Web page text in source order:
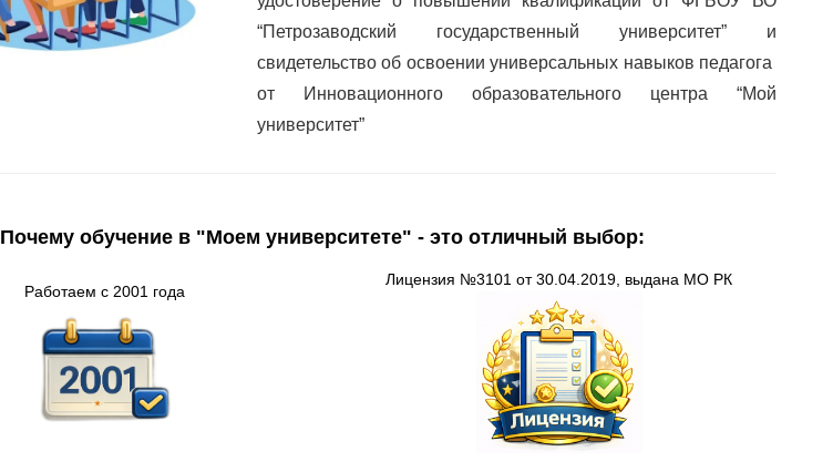
“Петрозаводский государственный университет” и
свидетельство об освоении универсальных навыков педагога
от Инновационного образовательного центра “Мой
университет”
Почему обучение в "Моем университете" - это отличный выбор:
Работаем с 2001 года
Лицензия №3101 от 30.04.2019, выдана МО РК